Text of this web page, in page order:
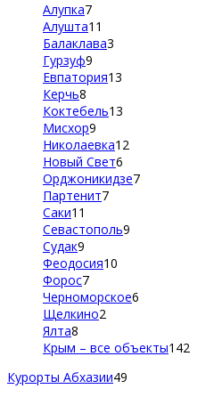
Алупка7
Алушта11
Балаклава3
Гурзуф9
Евпатория13
Керчь8
Коктебель13
Мисхор9
Николаевка12
Новый Свет6
Орджоникидзе7
Партенит7
Саки11
Севастополь9
Судак9
Феодосия10
Форос7
Черноморское6
Щелкино2
Ялта8
Крым – все объекты142
Курорты Абхазии49